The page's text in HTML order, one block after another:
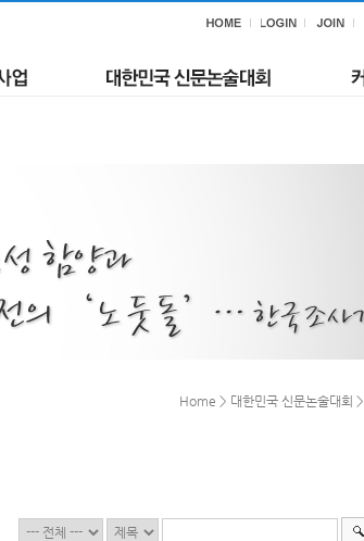
Home > 대한민국 신문논술대회 >